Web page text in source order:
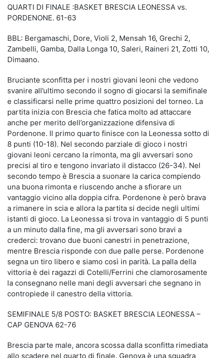
QUARTI DI FINALE :BASKET BRESCIA LEONESSA vs.
PORDENONE. 61-63
BBL: Bergamaschi, Dore, Violi 2, Mensah 16, Grechi 2,
Zambelli, Gamba, Dalla Longa 10, Saleri, Raineri 21, Zotti 10,
Dimaano.
Bruciante sconfitta per i nostri giovani leoni che vedono
svanire all’ultimo secondo il sogno di giocarsi la semifinale
e classificarsi nelle prime quattro posizioni del torneo. La
partita inizia con Brescia che fatica molto ad attaccare
anche per merito dell’organizzazione difensiva di
Pordenone. Il primo quarto finisce con la Leonessa sotto di
8 punti (10-18). Nel secondo parziale di gioco i nostri
giovani leoni cercano la rimonta, ma gli avversari sono
precisi al tiro e tengono invariato il distacco (26-34). Nel
secondo tempo è Brescia a suonare la carica compiendo
una buona rimonta e riuscendo anche a sfiorare un
vantaggio vicino alla doppia cifra. Pordenone è però brava
a rimanere in scia e allora la partita si decide negli ultimi
istanti di gioco. La Leonessa si trova in vantaggio di 5 punti
a un minuto dalla fine, ma gli avversari sono bravi a
crederci: trovano due buoni canestri in penetrazione,
mentre Brescia risponde con due palle perse. Pordenone
segna un tiro libero e siamo così in parità. La palla della
vittoria è dei ragazzi di Cotelli/Ferrini che clamorosamente
la consegnano nelle mani degli avversari che segnano in
contropiede il canestro della vittoria.
SEMIFINALE 5/8 POSTO: BASKET BRESCIA LEONESSA –
CAP GENOVA 62-76
Brescia parte male, ancora scossa dalla sconfitta rimediata
allo scadere nel quarto di finale. Genova è una squadra